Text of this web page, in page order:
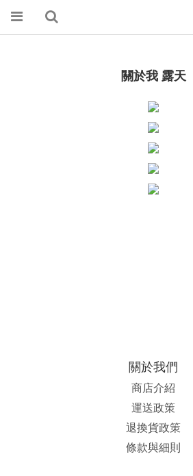
關於我 露天
關於我們
商店介紹
運送政策
退換貨政策
條款與細則